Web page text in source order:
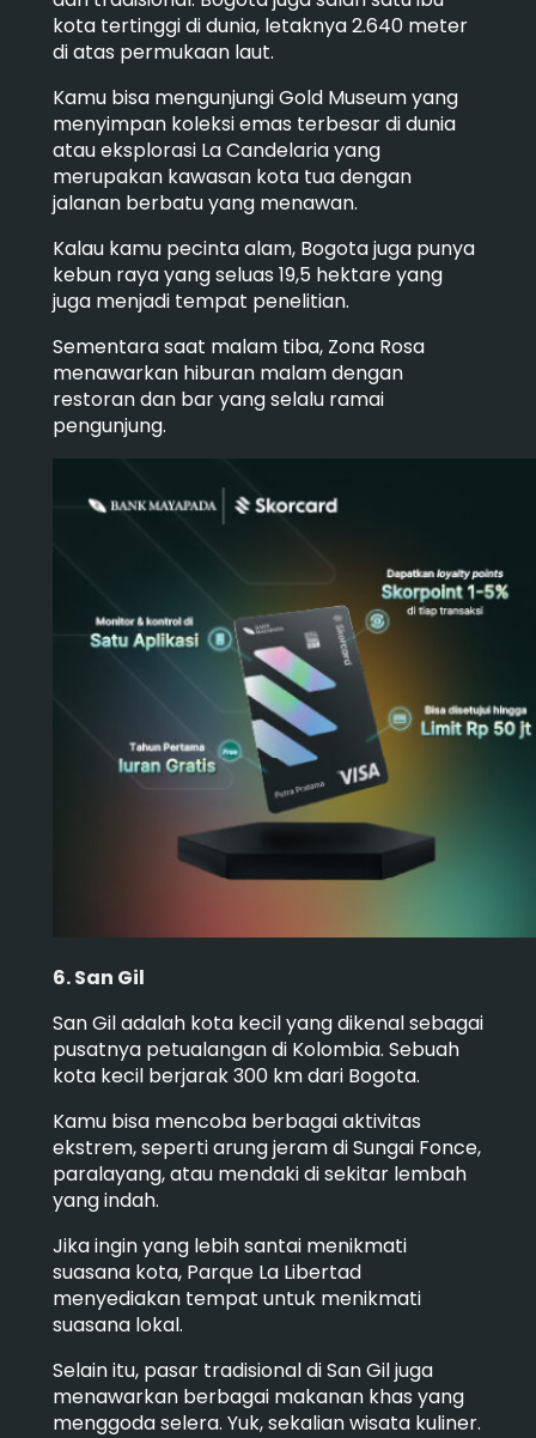
kota tertinggi di dunia, letaknya 2.640 meter
di atas permukaan laut.
Kamu bisa mengunjungi Gold Museum yang
menyimpan koleksi emas terbesar di dunia
atau eksplorasi La Candelaria yang
merupakan kawasan kota tua dengan
jalanan berbatu yang menawan.
Kalau kamu pecinta alam, Bogota juga punya
kebun raya yang seluas 19,5 hektare yang
juga menjadi tempat penelitian.
Sementara saat malam tiba, Zona Rosa
menawarkan hiburan malam dengan
restoran dan bar yang selalu ramai
pengunjung.
6. San Gil
San Gil adalah kota kecil yang dikenal sebagai
pusatnya petualangan di Kolombia. Sebuah
kota kecil berjarak 300 km dari Bogota.
Kamu bisa mencoba berbagai aktivitas
ekstrem, seperti arung jeram di Sungai Fonce,
paralayang, atau mendaki di sekitar lembah
yang indah.
Jika ingin yang lebih santai menikmati
suasana kota, Parque La Libertad
menyediakan tempat untuk menikmati
suasana lokal.
Selain itu, pasar tradisional di San Gil juga
menawarkan berbagai makanan khas yang
menggoda selera. Yuk, sekalian wisata kuliner.